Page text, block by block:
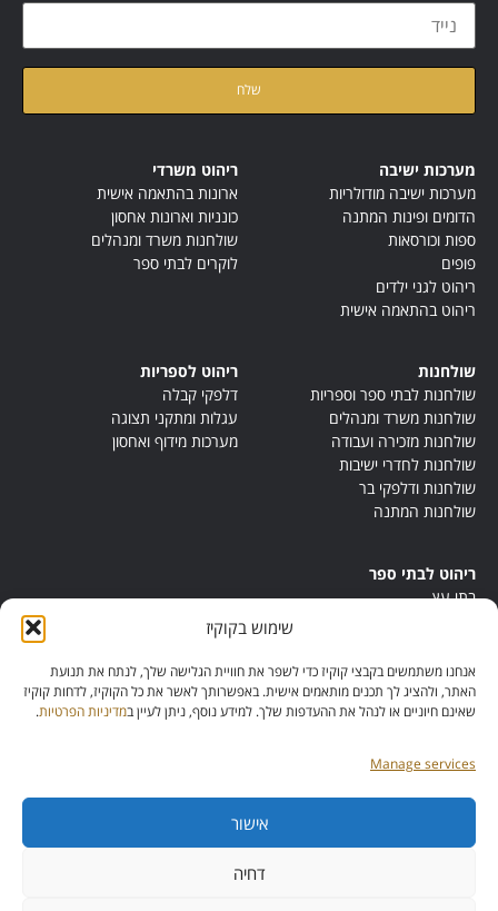
שימוש בקוקיז
אנחנו משתמשים בקבצי קוקיז כדי לשפר את חוויית הגלישה שלך, לנתח את תנועת
האתר, ולהציג לך תכנים מותאמים אישית. באפשרותך לאשר את כל הקוקיז, לדחות קוקיז
שאינם חיוניים או לנהל את ההעדפות שלך. למידע נוסף, ניתן לעיין במדיניות הפרטיות.
Manage services
אישור
דחיה
מדיניות הפרטיות
מערכות ישיבה
מערכות ישיבה מודולריות
הדומים ופינות המתנה
ספות וכורסאות
פופים
ריהוט לגני ילדים
ריהוט בהתאמה אישית
ריהוט משרדי
ארונות בהתאמה אישית
כונניות וארונות אחסון
שולחנות משרד ומנהלים
לוקרים לבתי ספר
שולחנות
שולחנות לבתי ספר וספריות
שולחנות משרד ומנהלים
שולחנות מזכירה ועבודה
שולחנות לחדרי ישיבות
שולחנות ודלפקי בר
שולחנות המתנה
ריהוט לספריות
דלפקי קבלה
עגלות ומתקני תצוגה
מערכות מידוף ואחסון
ריהוט לבתי ספר
בתי עץ
ריהוט מונטסורי
ריהוט אנתרופוסופי
מס’ ספק: